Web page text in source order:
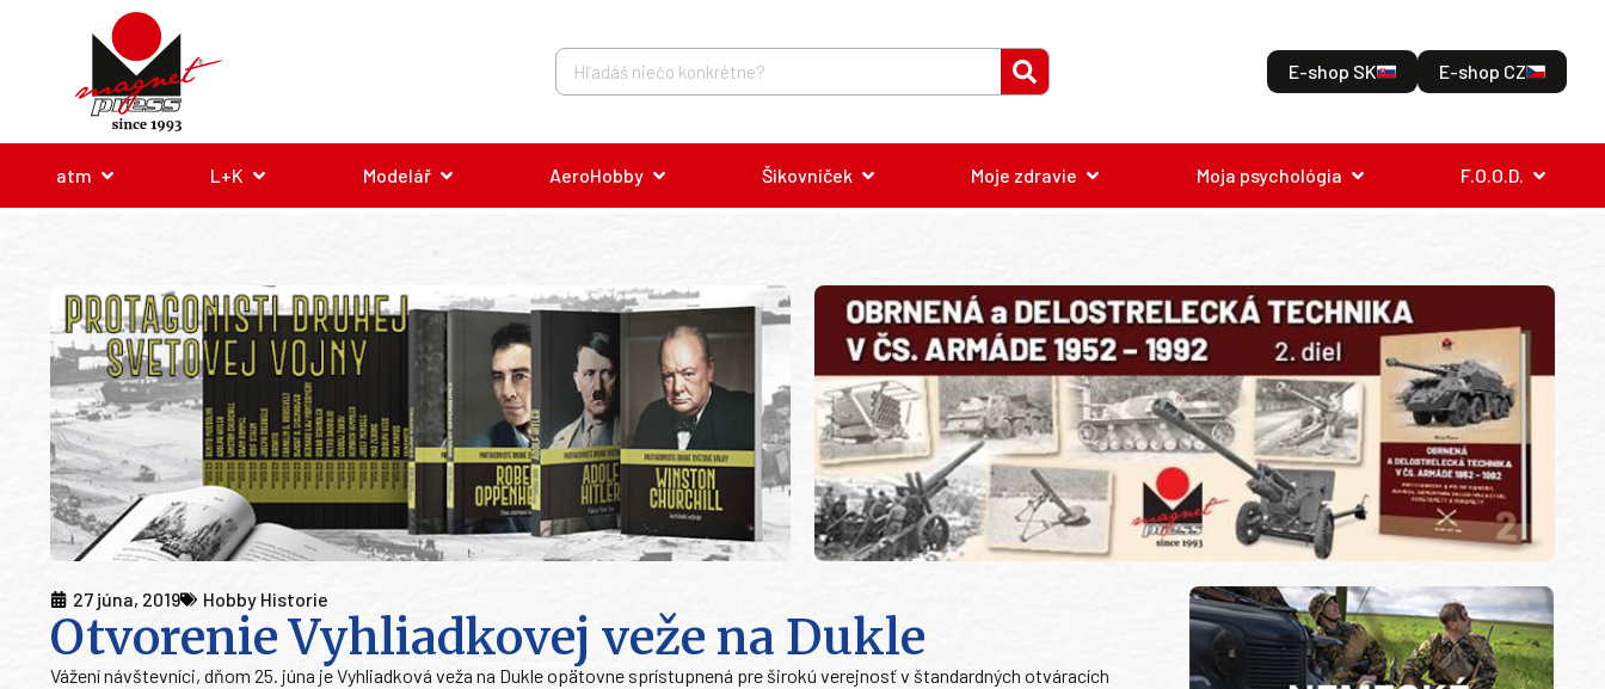
E-shop SK E-shop CZ
atm L+K Modelář AeroHobby Šikovníček Moje zdravie Moja psychológia F.O.O.D.
27 júna, 2019 Hobby Historie
Otvorenie Vyhliadkovej veže na Dukle
Vážení návštevníci, dňom 25. júna je Vyhliadková veža na Dukle opätovne sprístupnená pre širokú verejnosť v štandardných otváracích